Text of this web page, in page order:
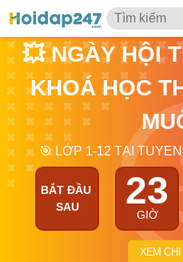
💥 NGÀY HỘI
KHOÁ HỌC
🎯 LỚP 1-12 TẠI
BẮT ĐẦU
SAU
23
GIỜ
XEM